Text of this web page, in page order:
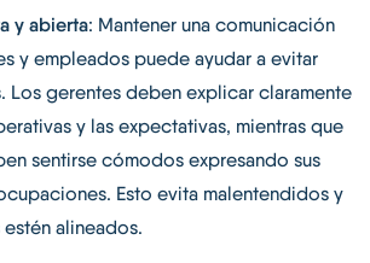
y abierta: Mantener una comunicación
y empleados puede ayudar a evitar
Los gerentes deben explicar claramente
y las expectativas, mientras que
sentirse cómodos expresando sus
Esto evita malentendidos y
alineados.